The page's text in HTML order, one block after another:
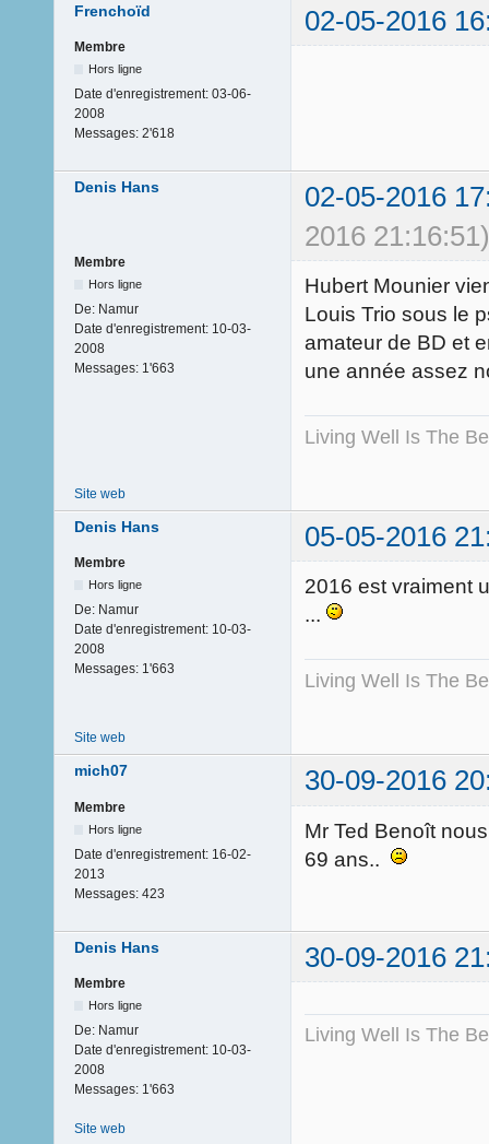
Frenchoïd 02-05-2016
Membre
Hors ligne
Date d'enregistrement: 03-06-
2008
Messages: 2'618
Denis Hans
02-05-2016
2016 21:16:51)
Membre
Hors ligne
De: Namur
Date d'enregistrement: 10-03-
2008
Messages: 1'663
Hubert Mounier
Louis Trio sous le
amateur de BD et
une année assez
Living Well Is The
Site web
Denis Hans 05-05-2016
Membre
Hors ligne
De: Namur
Date d'enregistrement: 10-03-
2008
Messages: 1'663
2016 est vraiment
...
Living Well Is The
Site web
mich07 30-09-2016
Membre
Hors ligne
Date d'enregistrement: 16-02-
2013
Messages: 423
Mr Ted Benoît
69 ans..
Denis Hans 30-09-2016
Membre
Hors ligne
De: Namur
Date d'enregistrement: 10-03-
2008
Messages: 1'663
Living Well Is The
Site web